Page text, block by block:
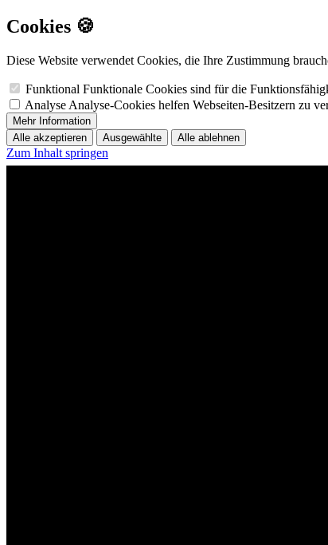
Cookies 🍪
Diese Website verwendet Cookies, die Ihre Zustimmung
Funktional Funktionale Cookies sind für die
Analyse Analyse-Cookies helfen Webseiten-Besitzern zu
Mehr Information
Alle akzeptieren
Ausgewählte Alle ablehnen
Zum Inhalt springen